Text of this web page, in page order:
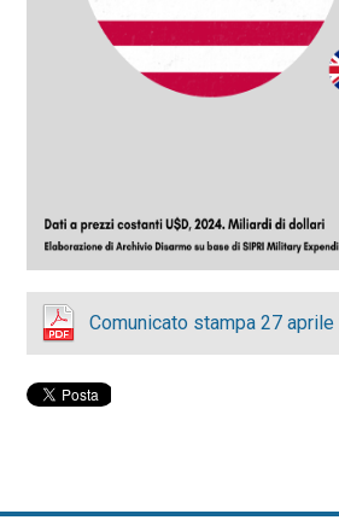
Comunicato stampa 27 aprile